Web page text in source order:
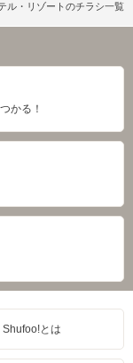
ル・リゾートのチラシ一覧
かる！
Shufoo!とは